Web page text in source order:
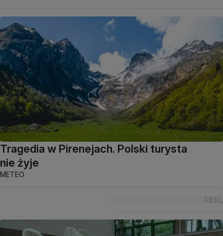
Tragedia w Pirenejach. Polski turysta
nie żyje
METEO